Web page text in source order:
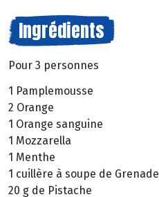
Ingrédients
Pour 3 personnes
1 Pamplemousse
2 Orange
1 Orange sanguine
1 Mozzarella
1 Menthe
1 cuillère à soupe de Grenade
20 g de Pistache